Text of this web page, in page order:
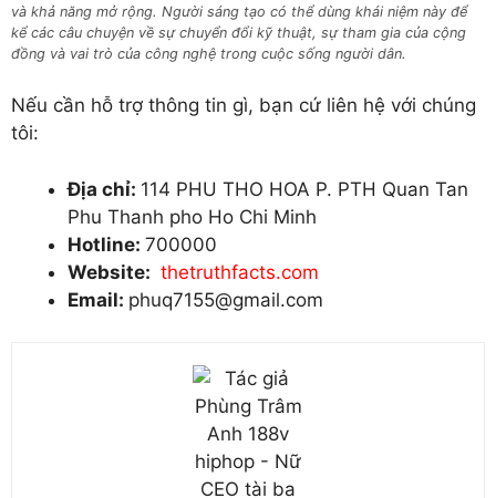
và khả năng mở rộng. Người sáng tạo có thể dùng khái niệm này để
kể các câu chuyện về sự chuyển đổi kỹ thuật, sự tham gia của cộng
đồng và vai trò của công nghệ trong cuộc sống người dân.
Nếu cần hỗ trợ thông tin gì, bạn cứ liên hệ với chúng
tôi:
Địa chỉ: 114 PHU THO HOA P. PTH Quan Tan
Phu Thanh pho Ho Chi Minh
Hotline: 700000
Website: thetruthfacts.com
Email: phuq7155@gmail.com